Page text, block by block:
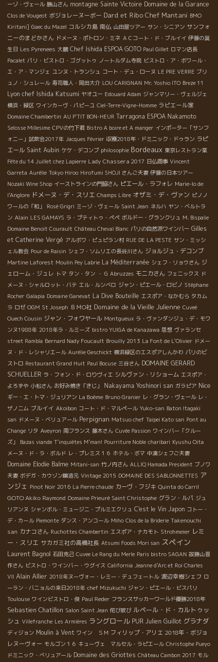
ーゾ・ヴェール 勝山さん montagne Sainte Victoire Domaine de la Garance
Clos de Vougeot ボジョレーヌーボー Dard et Ribo Chef Mantani BMO
Kiritani] Gaec du Mazel コルシカ島 南仏 山田屋ツアー サン・シニアン サンフォ
ニーのまどかさん ドメーヌ・ポトロン・ミネ ＡＣコート・ド・ブルイイ 伊藤の誕
生日 Les Pyrenees 大鵬 Chef Ishida ESPOA GOTO Paul Gillet ロマン店長
Pacalet パリ・ビストロ・ゴグットゥ ノートルダム寺院 ビストロ・ア・ボワール・
エ・ア・マンジェ ユンヌ・トランシュ コート・デュ・ローヌ LE PRE VERRE ブリ
ュノ・シュレール 寿司職人・岡田大介 LOU CARIGNAN Mr. Yoshio ITO Breze 11
Lyon chef Ishida Katsumi ヤオユー Edouard Adam ジャンマリー・ヴェルジェ
横浜・緑区 ワインカーヴ・パピーユ Ciel-Terre-Vigne-Homme ラピエール家
Domaine Chambertin AU P'TIT BON-HEUR Tarragona ESPOA Nakamoto
Selosse Millesime CPVの竹下君 Bistro A boire et A manger インポーター「サンフ
ォニー」試飲会2017年 Jacques Février 収穫2018年・ドミニック・ドゥラン ラピ
エール Saint Aubin ケケ・デコンブ philosophie Bordeaux 東京レストラン業
Fête du 14 Juillet chez Lapierre Lady Chassera 2017 日仏商事 Vincent
Garreta Aurélie Tokyo Hiroo Hirofumi SHOJI さんご夫妻 伊藤の日本ツアー
Nozaki Wine Shop イーストラインの門脇さん ピエール・ラフォレ Marie-lo de
l'Anglore ドメーヌ・デ・スリエ Champs Libre オザミ・デ・ヴァン ピノノ
ワールの「和」
Rosé Grigri ミーゾ・ヴェール Saint Jean ネルハ ヤン・ベルトラ
ン Alain LES GAMAYS ラ・プティトゥ・ペペ ボルドー・グランクリュ M. Bispalie
Domaine Benoit Courault Château Cheval Blanc パリの自然派ワインバー Gilles
et Catherine Vergé アルボワ・ピュピラン村 RUE DE LA PESTE サン・ミッシ
ェル教会 Pour de Raisin シェフ・ソムリエの長谷川さん ジョルジュ・デコンブ
Martine Laforest Moulin Pey Labrie La Méditerranée シェフ・リョウさん ジ
ェローム・ジュレ トマ タン・タン ・ G Abruzzes モニカさん フェニックス ド
メーヌ・シャルロット・バテ エル・ルンベロ ジャン・ピエール・ロビノ Stéphane
Rocher Galapia Domaine Ganevat La Dive Bouteille エスポア・なかむら タカム
ラ ロゼ OGM St Joseph ＢＭО社 Domaine de la Vieille Julienne Cuveé
Ouech Cousin ジャン・フォワヤール Montgueux ラ・ヴァンダンジュ・デ・モワ
ンヌ1988年 2018年ラ・ルミーズ bistro YUIGA de Kanazawa 思想 ヴァランセ
street Rambla Bernard Nady Foucault Brouilly 2013 La Font de L'Olivier ドメー
ヌ・ド・レシャリエール Aurélie Geschickt 横浜緑区のエスポアしんかわ パリのビ
ストロ Restaurant Grand Huit Paul Bocuse 三谷さん DOMAINE GERARD
SCHUELLER ラ・フォン・ド・ロりヴィエ シルヴァン・リショーム エスポア・
よろずや 小松さん お好み焼き「きじ」 Nakayama Yoshinori san ガラピア Nice
ギー・エ・トマ・ジュリアン La Boème Bruno Granier レ・グラン・ヴェール レ・
ザノ二ム ブルイイ Akoibon コート・ド・マルペール Yuko-san Baton Itagaki
san ドメーヌ・ベリュアール Perpignan Matsuo chef Taipei Kato san Pont au
Change リタ Aveyron 南フランス 藤木さん Cuvée Passion ワインバー「クルー
ズ」
Bazas viande T'inquiètes M'man! Pourriture Noble charibari Kyushu Oita
メーヌ・ド・ラ・ボルド レ・プレミス１６ ホテル・ボマ 中湊シェフご夫妻
Domaine Elodie Balme Mitani-san 竹ノ内さん ALLIQ Hamada President ブノワ
夫妻 ボデガ・カウゾン醸造元 Vintage 2015 DOMAINE DES SABLONNETTES ア
ンジェ Pinot Noir 2016 La Pierre chaude カーヴ・フジキ Quinta do Carril
GOTO Akiko Raymond Domaine Prieuré Saint Christophe グラン・ルパ ジュ
リアンヌ シャンボル・ミュージニ・プルミエクリュ C'est le Vin Japon コトー・
デ・カール Piemonte ダンス・アンコール Miho Clos de la Briderie Takenouchi
san カナコさん Ruchottes Chambertin エスポア・ナカモト Strohmeier レミ
ー・スリエ サカガミ社の高橋社長 Atsumi Foods Mori san スペイン
Laurent Bagnol 石田克己 Cuvee Le Rang du Merle Paris bistro SAGAN 故勝山晋
作さん ビストロ・ワインバー・ウグイス California Jeanne d'Arc et Roi Charles
VII Alain Allier 2018年ヌーヴォー・レミー・デュフェートル 渡辺幸樹シェフ ロ
ーラン・バニョルの来日2018年 chef Mizukuchi ジャン・ピエール・ビスパリ
Toulouse ワインビストロ・俊 Paul Reder フランスサッカーワールド優勝2018年
Sebastien Chatillon Salon Saint Jean 侘び寂び ルペール・ド・カルトゥッ
シュ Villefranche Les Armières ラングロール PUR Julien Guillot グラナダ
ディジョン Moulin à Vent ワイン ＳＭ フィリップ・アリエ 2018年・ボジョ
レヌーヴォー モルゴン１６ キューヴェ マルセル・ラピエール Christophe Pueyo
ドミニック・べリュアール Domaine des Griottes Château Cambon 2017 モル